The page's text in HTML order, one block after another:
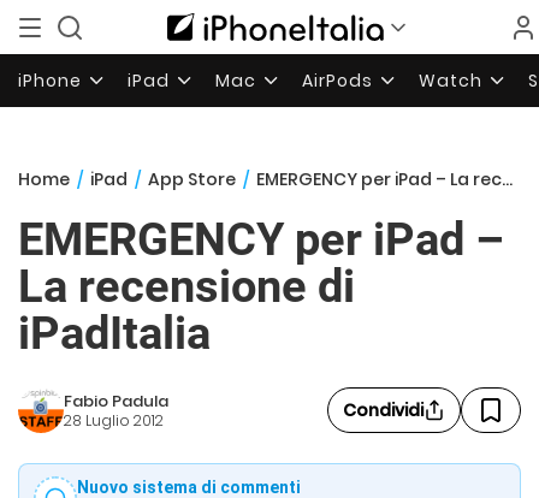
iPhone iPad Mac AirPods Watch
Home / iPad / App Store / EMERGENCY per iPad – La recensione di iPadItalia
EMERGENCY per iPad –
La recensione di
iPadItalia
Fabio Padula
28 Luglio 2012 Condividi
Nuovo sistema di commenti